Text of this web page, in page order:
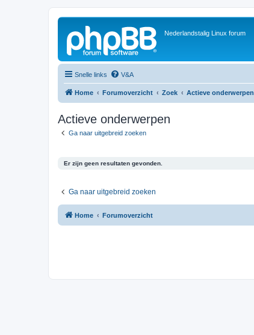
Nederlandstalig Linux forum
Snelle links V&A
Home Forumoverzicht Zoek Actieve onderwerpen
Actieve onderwerpen
Ga naar uitgebreid zoeken
Er zijn geen resultaten gevonden.
Ga naar uitgebreid zoeken
Home Forumoverzicht